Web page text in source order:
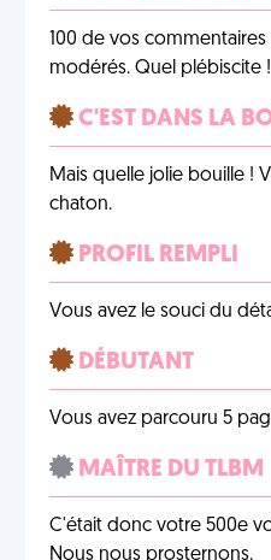
100 de vos
modérés. Quel plébiscite !
C'EST DANS LA
Mais quelle jolie bouille !
chaton.
PROFIL REMPLI
Vous avez le souci du
DÉBUTANT
Vous avez parcouru 5
MAÎTRE DU TLBM
C'était donc votre 500e
Nous nous prosternons.